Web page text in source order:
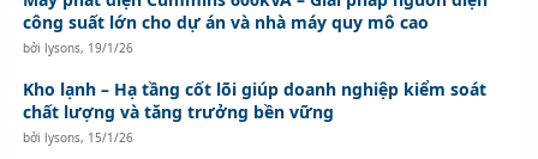
công suất lớn cho dự án và nhà máy quy mô cao
bởi lysons, 19/1/26
Kho lạnh – Hạ tầng cốt lõi giúp doanh nghiệp kiểm soát
chất lượng và tăng trưởng bền vững
bởi lysons, 15/1/26